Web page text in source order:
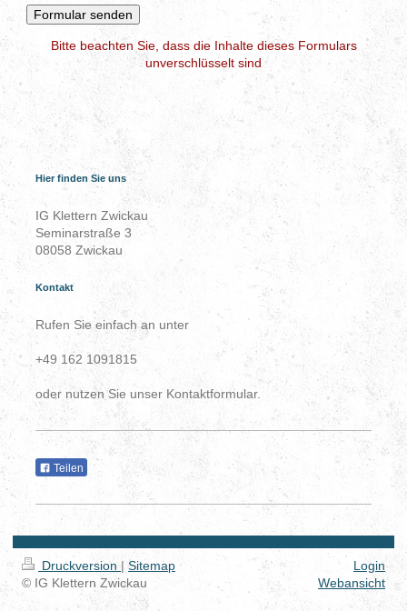
Bitte beachten Sie, dass die Inhalte dieses Formulars
unverschlüsselt sind
Hier finden Sie uns
IG Klettern Zwickau
Seminarstraße 3
08058 Zwickau
Kontakt
Rufen Sie einfach an unter
+49 162 1091815
oder nutzen Sie unser Kontaktformular.
Teilen
Druckversion | Sitemap
© IG Klettern Zwickau
Login
Webansicht